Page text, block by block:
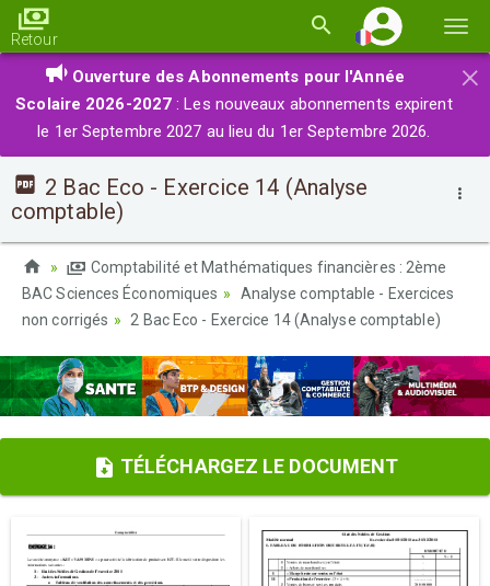
la
Retour
×
Ouverture des Abonnements pour l'Année
Scolaire 2026-2027 : Les nouveaux abonnements expirent
le 1er Septembre 2027 au lieu du 1er Septembre 2026.
2 Bac Eco - Exercice 14 (Analyse
comptable)
Comptabilité et Mathématiques financières : 2ème
BAC Sciences Économiques
Analyse comptable - Exercices
non corrigés
2 Bac Eco - Exercice 14 (Analyse comptable)
TÉLÉCHARGEZ LE DOCUMENT